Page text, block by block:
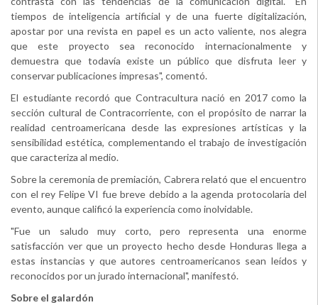
tiempos de inteligencia artificial y de una fuerte digitalización,
apostar por una revista en papel es un acto valiente, nos alegra
que este proyecto sea reconocido internacionalmente y
demuestra que todavía existe un público que disfruta leer y
conservar publicaciones impresas", comentó.
El estudiante recordó que Contracultura nació en 2017 como la
sección cultural de Contracorriente, con el propósito de narrar la
realidad centroamericana desde las expresiones artísticas y la
sensibilidad estética, complementando el trabajo de investigación
que caracteriza al medio.
Sobre la ceremonia de premiación, Cabrera relató que el encuentro
con el rey Felipe VI fue breve debido a la agenda protocolaria del
evento, aunque calificó la experiencia como inolvidable.
"Fue un saludo muy corto, pero representa una enorme
satisfacción ver que un proyecto hecho desde Honduras llega a
estas instancias y que autores centroamericanos sean leídos y
reconocidos por un jurado internacional", manifestó.
Sobre el galardón